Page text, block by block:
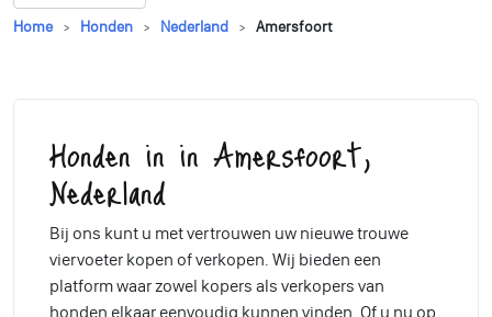
Home Honden Nederland Amersfoort
Honden in in Amersfoort,
Nederland
Bij ons kunt u met vertrouwen uw nieuwe trouwe
viervoeter kopen of verkopen. Wij bieden een
platform waar zowel kopers als verkopers van
honden elkaar eenvoudig kunnen vinden. Of u nu op